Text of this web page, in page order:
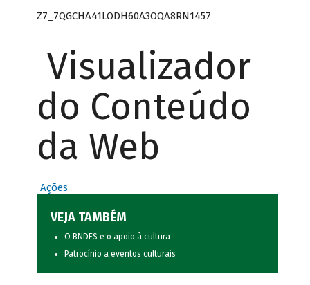
Z7_7QGCHA41LODH60A3OQA8RN1457
Visualizador
do Conteúdo
da Web
Ações
VEJA TAMBÉM
O BNDES e o apoio à cultura
Patrocínio a eventos culturais